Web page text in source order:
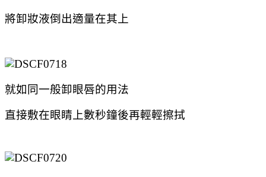
將卸妝液倒出適量在其上
就如同一般卸眼唇的用法
直接敷在眼睛上數秒鐘後再輕輕擦拭